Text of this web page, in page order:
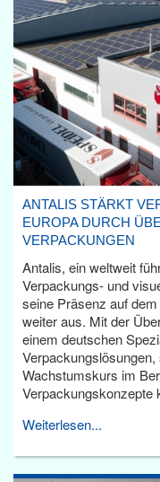
ANTALIS STÄRKT
EUROPA DURCH
VERPACKUNGEN
Antalis, ein weltweit
Verpackungs- und
seine Präsenz auf
weiter aus. Mit der
einem deutschen
Wachstumskurs im
Verpackungskonzepte
Weiterlesen...